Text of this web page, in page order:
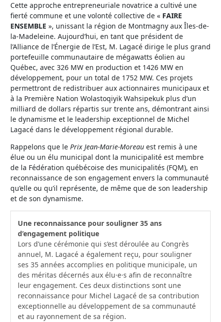
Cette approche entrepreneuriale novatrice a cultivé une
fierté commune et une volonté collective de « FAIRE
ENSEMBLE », unissant la région de Montmagny aux Îles-de-
la-Madeleine. Aujourd’hui, en tant que président de
l’Alliance de l’Énergie de l’Est, M. Lagacé dirige le plus grand
portefeuille communautaire de mégawatts éolien au
Québec, avec 326 MW en production et 1426 MW en
développement, pour un total de 1752 MW. Ces projets
permettront de redistribuer aux actionnaires municipaux et
à la Première Nation Wolastoqiyik Wahsipekuk plus d’un
milliard de dollars répartis sur trente ans, démontrant ainsi
le dynamisme et le leadership exceptionnel de Michel
Lagacé dans le développement régional durable.
Rappelons que le Prix Jean-Marie-Moreau est remis à une
élue ou un élu municipal dont la municipalité est membre
de la Fédération québécoise des municipalités (FQM), en
reconnaissance de son engagement envers la communauté
qu’elle ou qu’il représente, de même que de son leadership
et de son dynamisme.
Une reconnaissance pour souligner 35 ans
d’engagement politique
Lors d’une cérémonie qui s’est déroulée au Congrès
annuel, M. Lagacé a également reçu, pour souligner
ses 35 années accomplies en politique municipale, un
des méritas décernés aux élu·e·s afin de reconnaître
leur engagement. Ces deux distinctions sont une
reconnaissance pour Michel Lagacé de sa contribution
exceptionnelle au développement de sa communauté
et au rayonnement de sa région.